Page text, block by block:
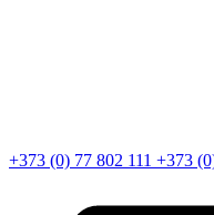
+373 (0) 77 802 111 +373